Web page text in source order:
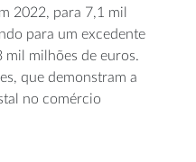
2022, para 7,1 mil
para um excedente
mil milhões de euros.
que demonstram a
no comércio